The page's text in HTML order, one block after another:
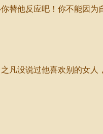
替他反应吧！你不能因为
凡没说过他喜欢别的女人